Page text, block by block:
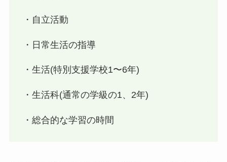
・自立活動
・日常生活の指導
・生活(特別支援学校1〜6年)
・生活科(通常の学級の1、2年)
・総合的な学習の時間